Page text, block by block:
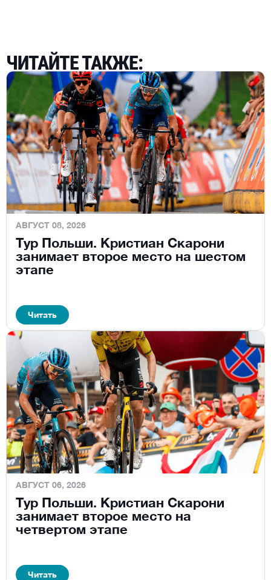
ЧИТАЙТЕ ТАКЖЕ:
АВГУСТ 08, 2026
Тур Польши. Кристиан Скарони
занимает второе место на шестом
этапе
Читать
АВГУСТ 06, 2026
Тур Польши. Кристиан Скарони
занимает второе место на
четвертом этапе
Читать